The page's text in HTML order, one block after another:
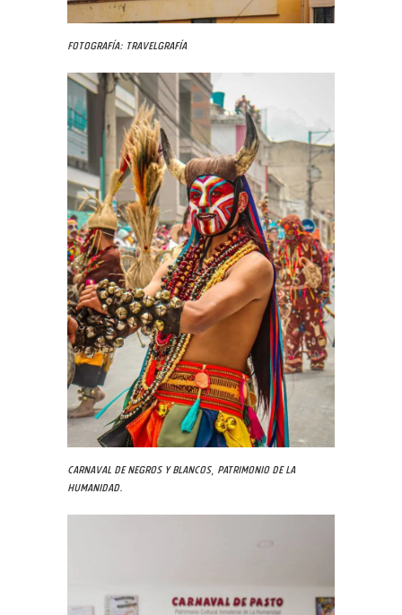
Fotografía: Travelgrafía
Carnaval de Negros y Blancos, Patrimonio de la
Humanidad.